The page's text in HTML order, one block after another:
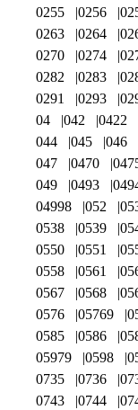
0255 0256
0263
0264
0270
0274
0282
0283
0291
0293
04
042 0422
044
045 046
047
0470
049
0493
04998
052
0538
0539
0550
0551
0558
0561
0567
0568
0576
05769
0585
0586
05979
0598
0735
0736
0743
0744